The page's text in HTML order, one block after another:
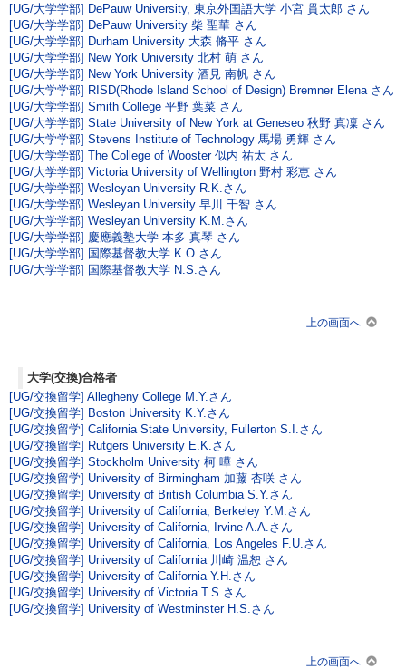
[UG/大学学部] DePauw University, 東京外国語大学 小宮 貫太郎 さん
[UG/大学学部] DePauw University 柴 聖華 さん
[UG/大学学部] Durham University 大森 脩平 さん
[UG/大学学部] New York University 北村 萌 さん
[UG/大学学部] New York University 酒見 南帆 さん
[UG/大学学部] RISD(Rhode Island School of Design) Bremner Elena さん
[UG/大学学部] Smith College 平野 葉菜 さん
[UG/大学学部] State University of New York at Geneseo 秋野 真凜 さん
[UG/大学学部] Stevens Institute of Technology 馬場 勇輝 さん
[UG/大学学部] The College of Wooster 似内 祐太 さん
[UG/大学学部] Victoria University of Wellington 野村 彩恵 さん
[UG/大学学部] Wesleyan University R.K.さん
[UG/大学学部] Wesleyan University 早川 千智 さん
[UG/大学学部] Wesleyan University K.M.さん
[UG/大学学部] 慶應義塾大学 本多 真琴 さん
[UG/大学学部] 国際基督教大学 K.O.さん
[UG/大学学部] 国際基督教大学 N.S.さん
上の画面へ
大学(交換)合格者
[UG/交換留学] Allegheny College M.Y.さん
[UG/交換留学] Boston University K.Y.さん
[UG/交換留学] California State University, Fullerton S.I.さん
[UG/交換留学] Rutgers University E.K.さん
[UG/交換留学] Stockholm University 柯 曄 さん
[UG/交換留学] University of Birmingham 加藤 杏咲 さん
[UG/交換留学] University of British Columbia S.Y.さん
[UG/交換留学] University of California, Berkeley Y.M.さん
[UG/交換留学] University of California, Irvine A.A.さん
[UG/交換留学] University of California, Los Angeles F.U.さん
[UG/交換留学] University of California 川崎 温恕 さん
[UG/交換留学] University of California Y.H.さん
[UG/交換留学] University of Victoria T.S.さん
[UG/交換留学] University of Westminster H.S.さん
上の画面へ